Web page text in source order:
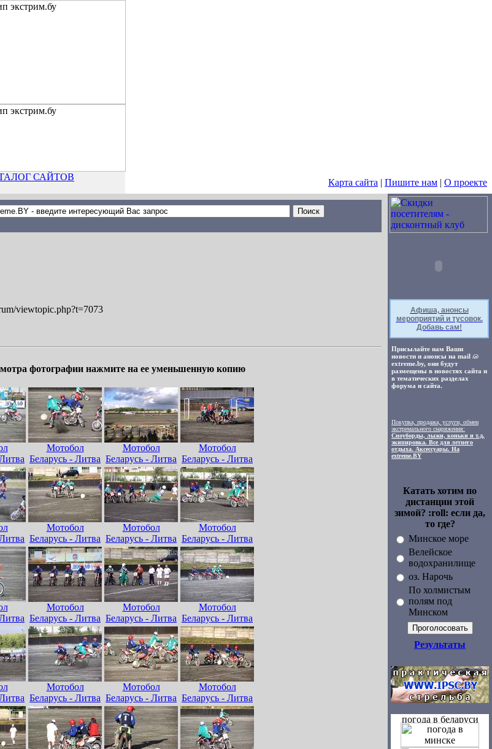
САЙТОВ
Карта сайта | Пишите нам | О проекте
viewtopic.php?t=7073
фотографии нажмите на ее уменьшенную копию
Мотобол
Беларусь - Литва
Мотобол
Беларусь - Литва
Мотобол
Беларусь - Литва
Мотобол
Беларусь - Литва
Мотобол
Беларусь - Литва
Мотобол
Беларусь - Литва
Мотобол
Беларусь - Литва
Мотобол
Беларусь - Литва
Мотобол
Беларусь - Литва
Мотобол
Беларусь - Литва
Мотобол
Беларусь - Литва
Мотобол
Беларусь - Литва
Афиша, анонсы
мероприятий и тусовок.
Добавь сам!
Присылайте нам Ваши
новости и анонсы на mail
extreme.by, они будут
размещены в новостях сайта и
в тематических разделах
форума и сайта.
Покупка, продажа, услуги, обмен
экстремального снаряжения:
Сноуборды, лыжи, коньки и т.д,
экипировка. Все для летнего
отдыха. Аксессуары. На
extreme.BY
Катать хотим по
дистанции этой
зимой? :roll: если да,
то где?
Минское море
Велейское
водохранилище
оз. Нарочь
По холмистым
полям под
Минском
Результаты